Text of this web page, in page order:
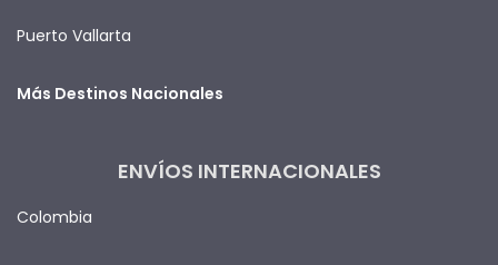
Puerto Vallarta
Más Destinos Nacionales
ENVÍOS INTERNACIONALES
Colombia